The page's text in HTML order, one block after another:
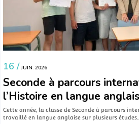
16 / JUIN. 2026
Seconde à parcours
l’Histoire en langue
Cette année, la classe de Seconde à parcours
travaillé en langue anglaise sur plusieurs études…